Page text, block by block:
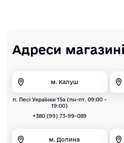
Адреси
м. Калуш
п. Лесі Українки 15а (пн-пт. 09:00 -
19:00)
+380 (99) 73-99-089
м. Долина